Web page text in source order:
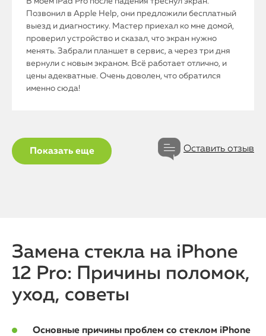
iPhone
iMac
О нас
Позвонил в Apple Help, они предложили бесплатный
выезд и диагностику. Мастер приехал ко мне домой,
проверил устройство и сказал, что экран нужно
менять. Забрали планшет в сервис, а через три дня
вернули с новым экраном. Всё работает отлично, и
цены адекватные. Очень доволен, что обратился
именно сюда!
Показать еще Оставить отзыв
Замена стекла на iPhone
12 Pro: Причины поломок,
уход, советы
Основные причины проблем со стеклом iPhone